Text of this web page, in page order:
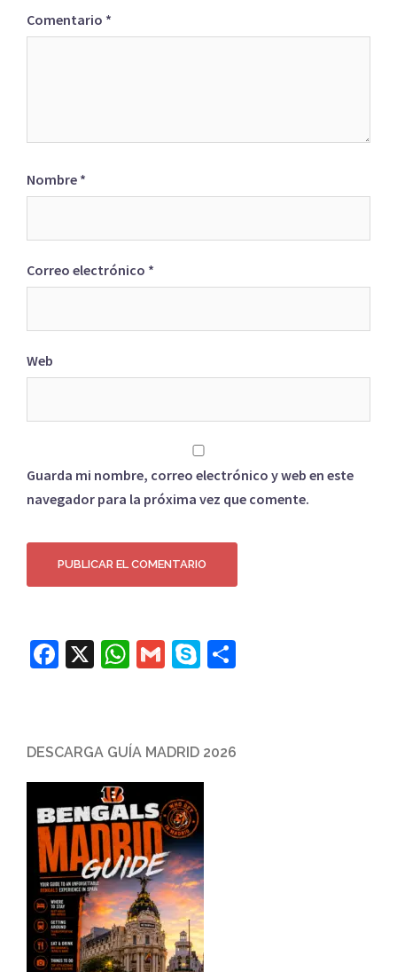
Comentario *
Nombre *
Correo electrónico *
Web
Guarda mi nombre, correo electrónico y web en este
navegador para la próxima vez que comente.
Facebook
X WhatsApp
Gmail
Skype
DESCARGA GUÍA MADRID 2026